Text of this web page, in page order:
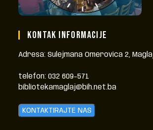
KONTAK INFORMACIJE
Adresa: Sulejmana Omerovica 2, Maglaj
telefon: 032 609-571
bibliotekamaglaj@bih.net.ba
KONTAKTIRAJTE NAS